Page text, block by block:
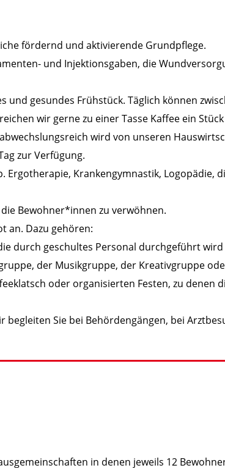
fördernd und aktivierende Grundpflege.
und Injektionsgaben, die
gesundes Frühstück. Täglich können
wir gerne zu einer Tasse Kaffee ein
wird von unseren
zur Verfügung.
Ergotherapie, Krankengymnastik, Logopädie,
Bewohner*innen zu verwöhnen.
an. Dazu gehören:
durch geschultes Personal durchgeführt wird
der Musikgruppe, der Kreativgruppe
oder organisierten Festen, zu denen
Sie bei Behördengängen, bei
in denen jeweils 12